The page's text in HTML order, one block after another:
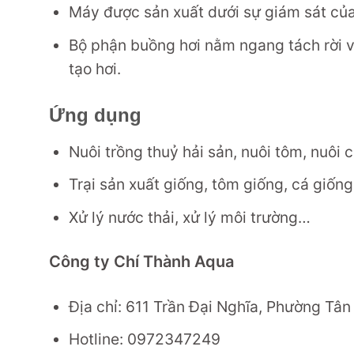
Máy được sản xuất dưới sự giám sát
Bộ phận buồng hơi nằm ngang tách rời
tạo hơi.
Ứng dụng
Nuôi trồng thuỷ hải sản, nuôi tôm, nuôi
Trại sản xuất giống, tôm giống, cá
Xử lý nước thải, xử lý môi trường…
Công ty Chí Thành Aqua
Địa chỉ: 611 Trần Đại Nghĩa, Phường
Hotline: 0972347249